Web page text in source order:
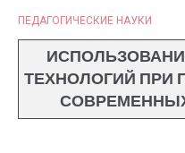
ПЕДАГОГИЧЕСКИЕ НАУКИ
ТЕХНОЛОГИЙ ПРИ